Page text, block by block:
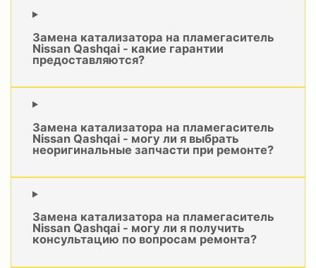
Замена катализатора на пламегаситель
Nissan Qashqai - какие гарантии
предоставляются?
Замена катализатора на пламегаситель
Nissan Qashqai - могу ли я выбрать
неоригинальные запчасти при ремонте?
Замена катализатора на пламегаситель
Nissan Qashqai - могу ли я получить
консультацию по вопросам ремонта?